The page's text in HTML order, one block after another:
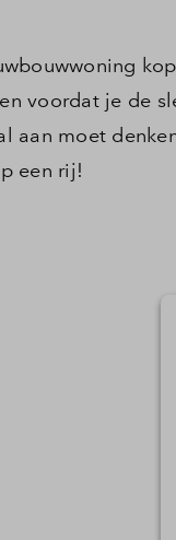
voordat je de
aan moet
een rij!